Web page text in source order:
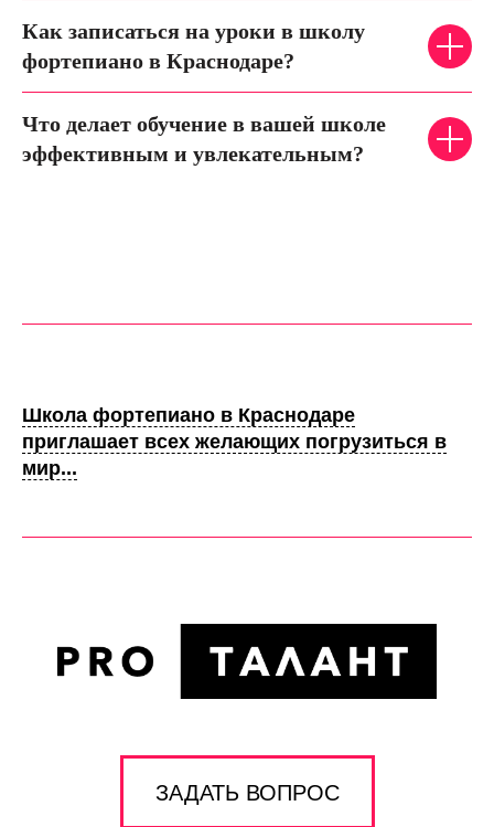
Как записаться на уроки в школу
фортепиано в Краснодаре?
Что делает обучение в вашей школе
эффективным и увлекательным?
Школа фортепиано в Краснодаре
приглашает всех желающих погрузиться в
мир...